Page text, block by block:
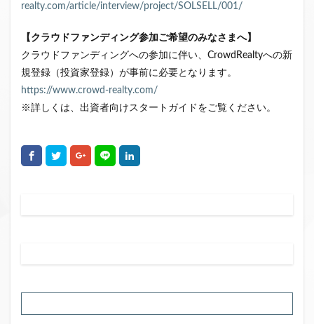
realty.com/article/interview/project/SOLSELL/001/
【クラウドファンディング参加ご希望のみなさまへ】
クラウドファンディングへの参加に伴い、CrowdRealtyへの新
規登録（投資家登録）が事前に必要となります。
https://www.crowd-realty.com/
※詳しくは、出資者向けスタートガイドをご覧ください。